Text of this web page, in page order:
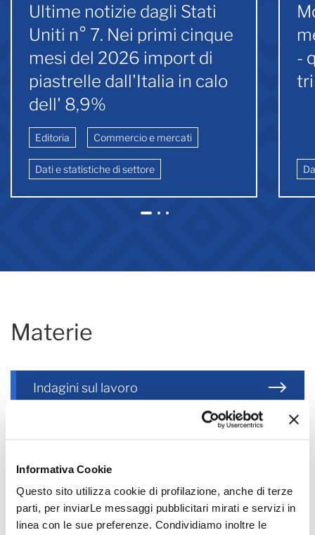
Informativa Cookie
Questo sito utilizza cookie di profilazione, anche di terze
parti, per inviarLe messaggi pubblicitari mirati e servizi in
linea con le sue preferenze. Condividiamo inoltre le
Ultime notizie dagli Stati
Uniti n° 7. Nei primi cinque
mesi del 2026 import di
piastrelle dall'Italia in calo
dell' 8,9%
Editoria Commercio e mercati
Dati e statistiche di settore
-
1 2 3
Materie
Indagini sul lavoro
Indagini sul mercato
Studi e ricerche